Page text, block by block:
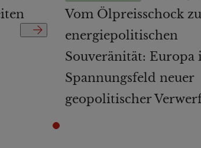
Vom Ölpreisschock
energiepolitischen
Souveränität: Europa
Spannungsfeld neuer
geopolitischer